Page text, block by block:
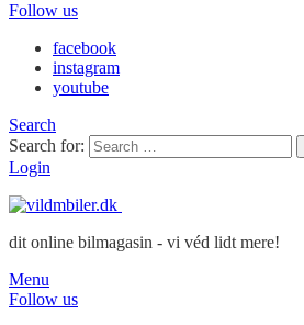
Follow us
facebook
instagram
youtube
Search
Search for:
Login
dit online bilmagasin - vi véd lidt mere!
Menu
Follow us